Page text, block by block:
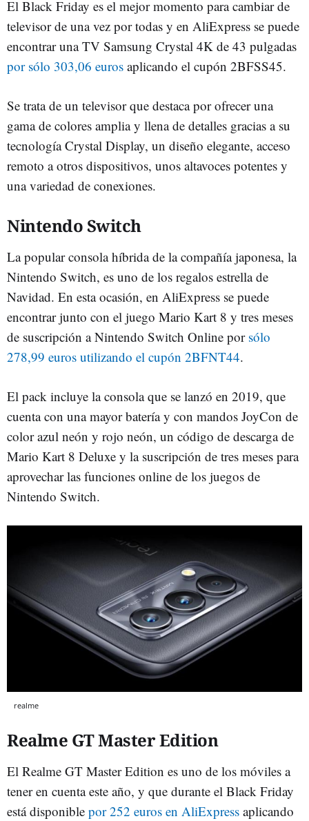
El Black Friday es el mejor momento para cambiar de
televisor de una vez por todas y en AliExpress se puede
encontrar una TV Samsung Crystal 4K de 43 pulgadas
por sólo 303,06 euros aplicando el cupón 2BFSS45.
Se trata de un televisor que destaca por ofrecer una
gama de colores amplia y llena de detalles gracias a su
tecnología Crystal Display, un diseño elegante, acceso
remoto a otros dispositivos, unos altavoces potentes y
una variedad de conexiones.
Nintendo Switch
La popular consola híbrida de la compañía japonesa, la
Nintendo Switch, es uno de los regalos estrella de
Navidad. En esta ocasión, en AliExpress se puede
encontrar junto con el juego Mario Kart 8 y tres meses
de suscripción a Nintendo Switch Online por sólo
278,99 euros utilizando el cupón 2BFNT44.
El pack incluye la consola que se lanzó en 2019, que
cuenta con una mayor batería y con mandos JoyCon de
color azul neón y rojo neón, un código de descarga de
Mario Kart 8 Deluxe y la suscripción de tres meses para
aprovechar las funciones online de los juegos de
Nintendo Switch.
realme
Realme GT Master Edition
El Realme GT Master Edition es uno de los móviles a
tener en cuenta este año, y que durante el Black Friday
está disponible por 252 euros en AliExpress aplicando